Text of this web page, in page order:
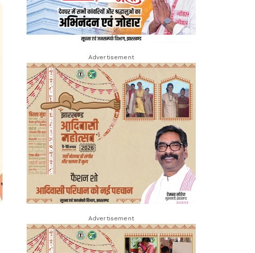
Advertisement
Advertisement